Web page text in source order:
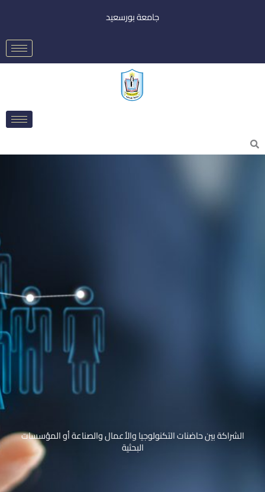
جامعة بورسعيد
Search
الشراكة بين حاضنات التكنولوجيا والأعمال والصناعة أو المؤسسات
البحثية